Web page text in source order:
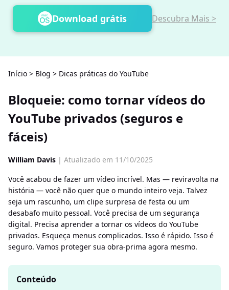
Download grátis Descubra Mais >
Início > Blog > Dicas práticas do YouTube
Bloqueie: como tornar vídeos do
YouTube privados (seguros e
fáceis)
William Davis | Atualizado em 11/10/2025
Você acabou de fazer um vídeo incrível. Mas — reviravolta na
história — você não quer que o mundo inteiro veja. Talvez
seja um rascunho, um clipe surpresa de festa ou um
desabafo muito pessoal. Você precisa de um segurança
digital. Precisa aprender a tornar os vídeos do YouTube
privados. Esqueça menus complicados. Isso é rápido. Isso é
seguro. Vamos proteger sua obra-prima agora mesmo.
Conteúdo